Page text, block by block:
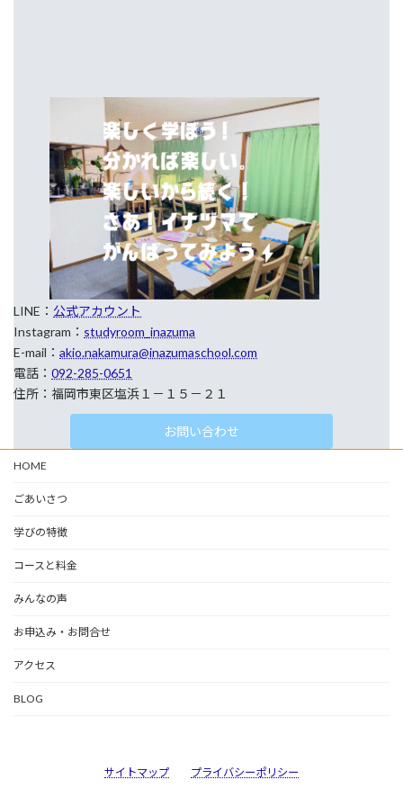
LINE： 公式アカウント
Instagram： studyroom_inazuma
E-mail： akio.nakamura@inazumaschool.com
電話： 092-285-0651
住所：福岡市東区塩浜１－１５－２１
お問い合わせ
HOME
ごあいさつ
学びの特徴
コースと料金
みんなの声
お申込み・お問合せ
アクセス
BLOG
サイトマップ プライバシーポリシー